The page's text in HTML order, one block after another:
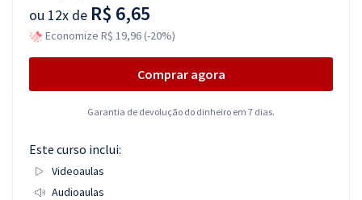
ou 12x de R$ 6,65
Economize R$ 19,96 (-20%)
Comprar agora
Garantia de devolução do dinheiro em 7 dias.
Este curso inclui:
Videoaulas
Audioaulas